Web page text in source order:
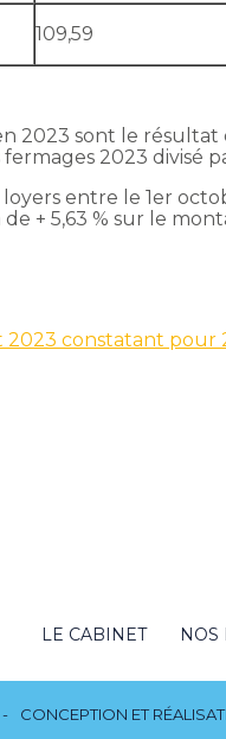
109,59
2023 sont le
2023 divisé
loyers entre le 1er
+ 5,63 % sur le
constatant pour
Footer
LE CABINET NOS
CONCEPTION ET